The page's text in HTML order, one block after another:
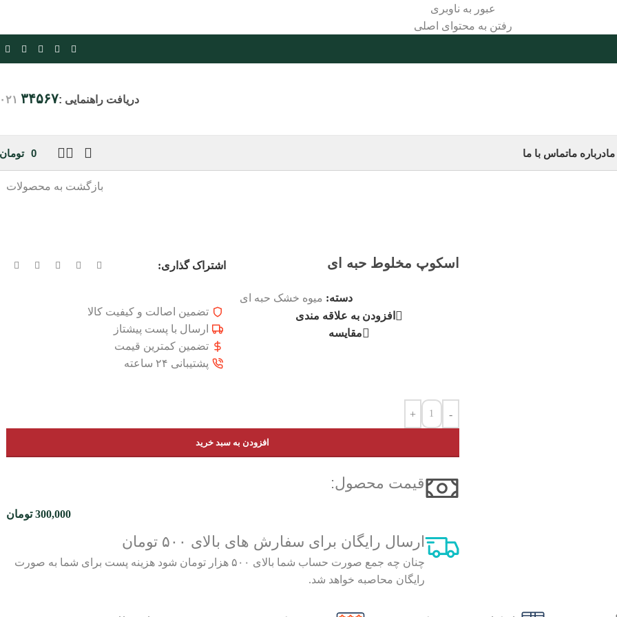
عبور به ناوبری
رفتن به محتوای اصلی
دریافت راهنمایی :۳۴۵۶۷ ۰۲۱
درباره ماتماس با ما 0 تومان
بازگشت به محصولات
اسکوپ مخلوط حبه ای اشتراک گذاری:
دسته: میوه خشک حبه ای
افزودن به علاقه مندی
مقایسه
تضمین اصالت و کیفیت کالا
ارسال با پست پیشتاز
تضمین کمترین قیمت
پشتیبانی ۲۴ ساعته
-
+
افزودن به سبد خرید
قیمت محصول:​
300,000 تومان
ارسال رایگان برای سفارش های بالای ۵۰۰ تومان
چنان چه جمع صورت حساب شما بالای ۵۰۰ هزار تومان شود هزینه پست برای شما به صورت
رایگان محاصبه خواهد شد.